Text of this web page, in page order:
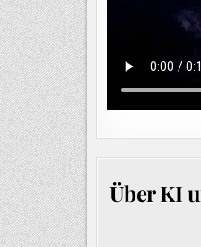
Über KI